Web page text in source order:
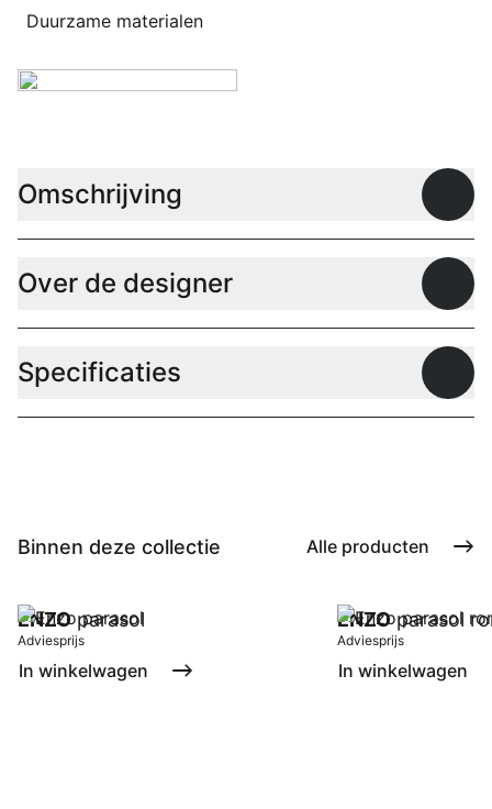
Duurzame materialen
Omschrijving
Over de designer
Specificaties
Binnen deze collectie Alle producten
ENZOparasol
Adviesprijs
In winkelwagen
ENZOparasol
Adviesprijs
In winkelwagen